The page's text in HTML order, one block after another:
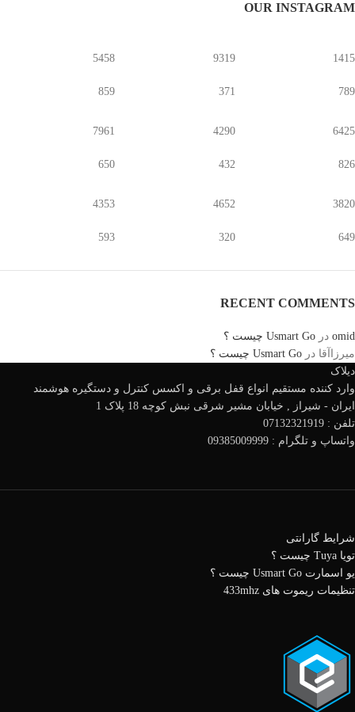
OUR INSTAGRAM
1415
789
9319
371
5458
859
6425
826
4290
432
7961
650
3820
649
4652
320
4353
593
RECENT COMMENTS
omid در Usmart Go چیست ؟
میرزاآقا در Usmart Go چیست ؟
دیلاک
وارد کننده مستقیم انواع قفل برقی و اکسس کنترل و دستگیره هوشمند
ایران - شیراز , خیابان مشیر شرقی نبش کوچه 18 پلاک 1
تلفن : 07132321919
واتساپ و تلگرام : 09385009999
شرایط گارانتی
تویا Tuya چیست ؟
یو اسمارت Usmart Go چیست ؟
تنظیمات ریموت های 433mhz